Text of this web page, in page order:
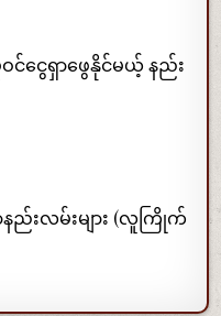
င်ငွေရှာဖွေနိုင်မယ့် နည်း
နည်းလမ်းများ (လူကြိုက်